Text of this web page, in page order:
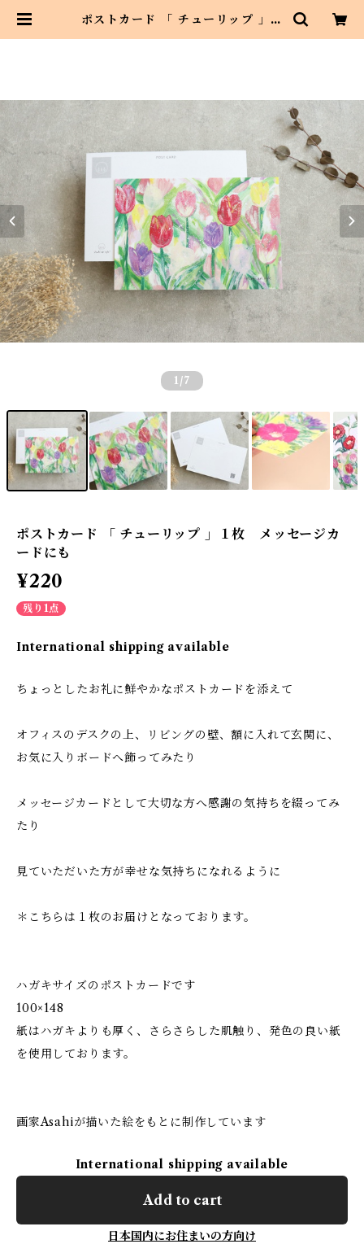
ポストカード 「 チューリップ 」１
1 /7
ポストカード 「 チューリップ 」１枚 メッセージカ
ードにも
¥220
残り1点
International shipping available
ちょっとしたお礼に鮮やかなポストカードを添えて
オフィスのデスクの上、リビングの壁、額に入れて玄関に、
お気に入りボードへ飾ってみたり
メッセージカードとして大切な方へ感謝の気持ちを綴ってみ
たり
見ていただいた方が幸せな気持ちになれるように
＊こちらは１枚のお届けとなっております。
ハガキサイズのポストカードです
100×148
紙はハガキよりも厚く、さらさらした肌触り、発色の良い紙
を使用しております。
画家Asahiが描いた絵をもとに制作しています
International shipping available
Add to cart
日本国内にお住まいの方向け